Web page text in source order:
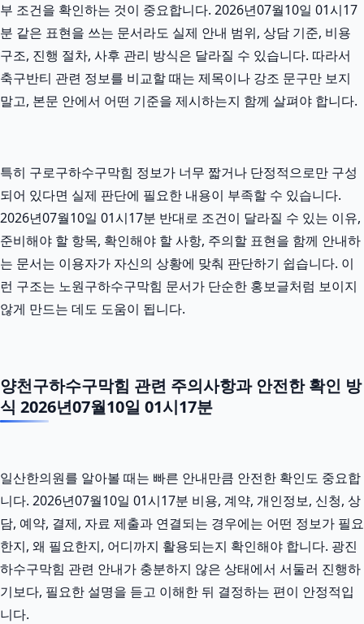
부 조건을 확인하는 것이 중요합니다. 2026년07월10일 01시17
분 같은 표현을 쓰는 문서라도 실제 안내 범위, 상담 기준, 비용
구조, 진행 절차, 사후 관리 방식은 달라질 수 있습니다. 따라서
축구반티 관련 정보를 비교할 때는 제목이나 강조 문구만 보지
말고, 본문 안에서 어떤 기준을 제시하는지 함께 살펴야 합니다.
특히 구로구하수구막힘 정보가 너무 짧거나 단정적으로만 구성
되어 있다면 실제 판단에 필요한 내용이 부족할 수 있습니다.
2026년07월10일 01시17분 반대로 조건이 달라질 수 있는 이유,
준비해야 할 항목, 확인해야 할 사항, 주의할 표현을 함께 안내하
는 문서는 이용자가 자신의 상황에 맞춰 판단하기 쉽습니다. 이
런 구조는 노원구하수구막힘 문서가 단순한 홍보글처럼 보이지
않게 만드는 데도 도움이 됩니다.
양천구하수구막힘 관련 주의사항과 안전한 확인 방
식 2026년07월10일 01시17분
일산한의원를 알아볼 때는 빠른 안내만큼 안전한 확인도 중요합
니다. 2026년07월10일 01시17분 비용, 계약, 개인정보, 신청, 상
담, 예약, 결제, 자료 제출과 연결되는 경우에는 어떤 정보가 필요
한지, 왜 필요한지, 어디까지 활용되는지 확인해야 합니다. 광진
하수구막힘 관련 안내가 충분하지 않은 상태에서 서둘러 진행하
기보다, 필요한 설명을 듣고 이해한 뒤 결정하는 편이 안정적입
니다.